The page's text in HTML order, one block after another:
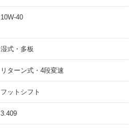
10W-40
湿式・多板
リターン式・4段変速
フットシフト
3.409